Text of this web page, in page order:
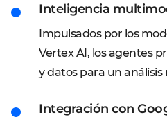
Inteligencia
Impulsados por los
Vertex AI, los agentes
y datos para un
Integración con